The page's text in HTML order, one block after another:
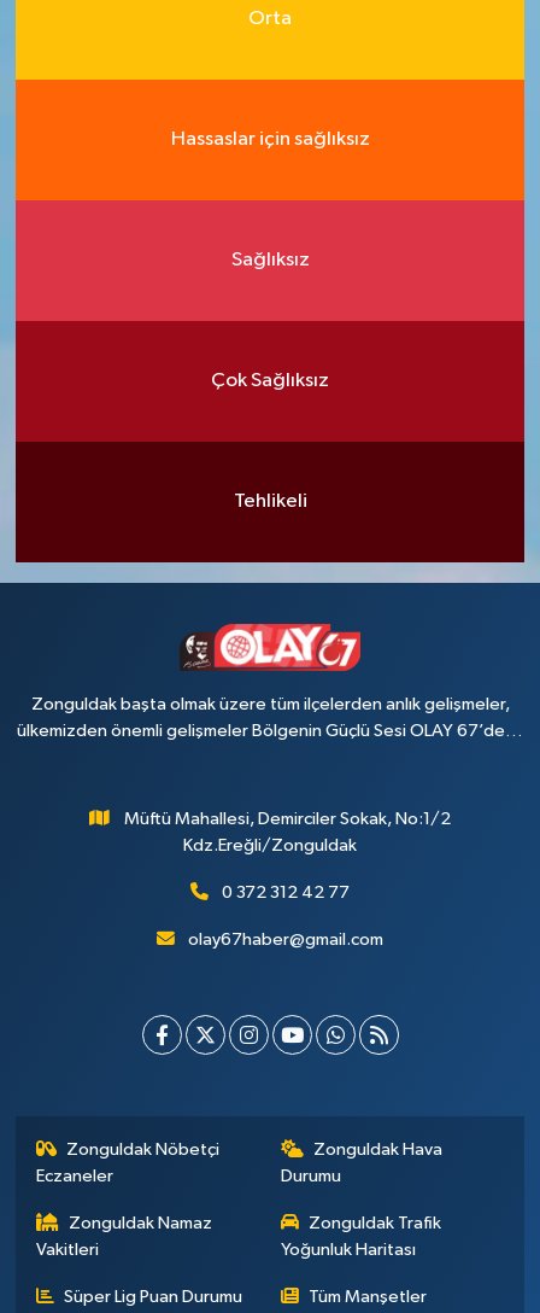
Orta
Hassaslar için sağlıksız
Sağlıksız
Çok Sağlıksız
Tehlikeli
Zonguldak başta olmak üzere tüm ilçelerden anlık gelişmeler,
ülkemizden önemli gelişmeler Bölgenin Güçlü Sesi OLAY 67’de…
Müftü Mahallesi, Demirciler Sokak, No:1/2
Kdz.Ereğli/Zonguldak
0 372 312 42 77
olay67haber@gmail.com
Zonguldak Nöbetçi
Eczaneler
Zonguldak Hava
Durumu
Zonguldak Namaz
Vakitleri
Zonguldak Trafik
Yoğunluk Haritası
Süper Lig Puan Durumu Tüm Manşetler